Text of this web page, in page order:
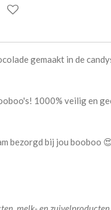
gemaakt in de
1000% veilig en
bezorgd bij jou booboo